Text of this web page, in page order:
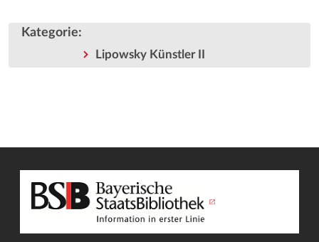
Kategorie:
Lipowsky Künstler II